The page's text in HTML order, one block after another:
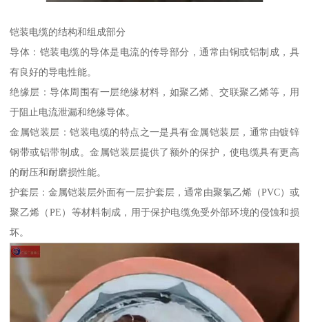
铠装电缆的结构和组成部分
导体：铠装电缆的导体是电流的传导部分，通常由铜或铝制成，具
有良好的导电性能。
绝缘层：导体周围有一层绝缘材料，如聚乙烯、交联聚乙烯等，用
于阻止电流泄漏和绝缘导体。
金属铠装层：铠装电缆的特点之一是具有金属铠装层，通常由镀锌
钢带或铝带制成。金属铠装层提供了额外的保护，使电缆具有更高
的耐压和耐磨损性能。
护套层：金属铠装层外面有一层护套层，通常由聚氯乙烯（PVC）或
聚乙烯（PE）等材料制成，用于保护电缆免受外部环境的侵蚀和损
坏。